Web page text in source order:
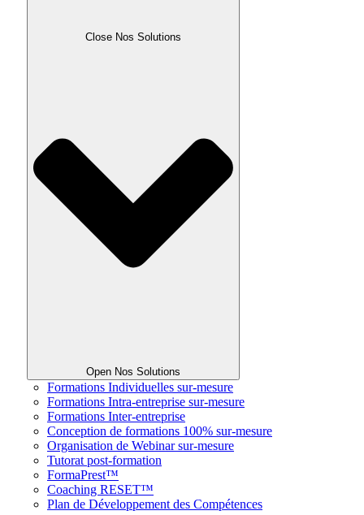
Close Nos Solutions
Open Nos Solutions
Formations Individuelles sur-mesure
Formations Intra-entreprise sur-mesure
Formations Inter-entreprise
Conception de formations 100% sur-mesure
Organisation de Webinar sur-mesure
Tutorat post-formation
FormaPrest™
Coaching RESET™
Plan de Développement des Compétences